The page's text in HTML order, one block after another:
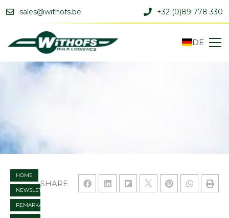
sales@withofs.be +32 (0)89 778 330
DE
SHARE
HOME
NEWSLETTER
REMARKABLE